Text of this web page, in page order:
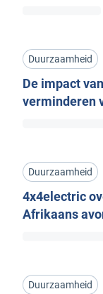
Duurzaamheid
De impact
verminderen
Duurzaamheid
4x4electric
Afrikaans
Duurzaamheid